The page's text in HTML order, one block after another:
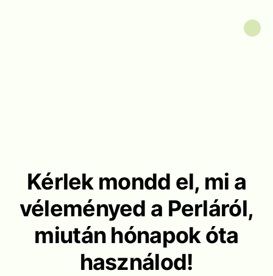
Kérlek mondd el, mi a
véleményed a Perláról,
miután hónapok óta
használod!